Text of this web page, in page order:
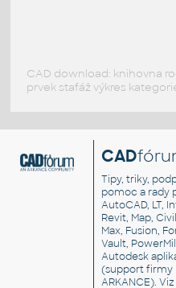
CAD download: knihovna
prvek stafáž výkres
CAD
Tipy, triky,
pomoc a rady
AutoCAD, LT,
Revit, Map,
Max, Fusion,
Vault,
Autodesk
(support firmy
ARKANCE).